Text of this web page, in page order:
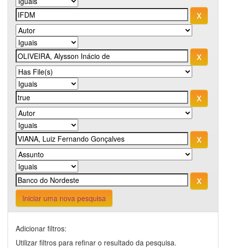
Iniciar uma nova pesquisa
Adicionar filtros:
Utilizar filtros para refinar o resultado da pesquisa.